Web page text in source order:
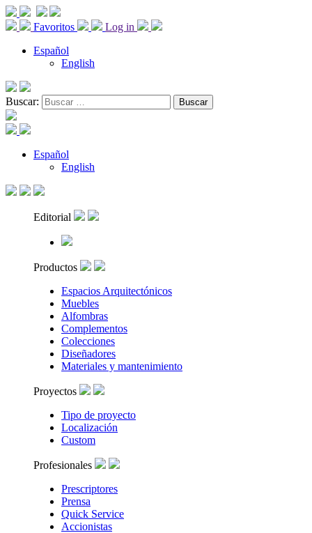
Favoritos
Log in
Español
English
Buscar:
Español
English
Editorial
Productos
Espacios Arquitectónicos
Muebles
Alfombras
Complementos
Colecciones
Diseñadores
Materiales y mantenimiento
Proyectos
Tipo de proyecto
Localización
Custom
Profesionales
Prescriptores
Prensa
Quick Service
Accionistas